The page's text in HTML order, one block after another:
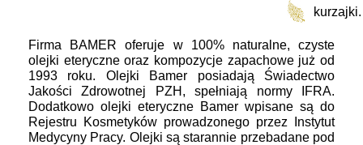
kurzajki.
Firma BAMER oferuje w 100% naturalne, czyste
olejki eteryczne oraz kompozycje zapachowe już od
1993 roku. Olejki Bamer posiadają Świadectwo
Jakości Zdrowotnej PZH, spełniają normy IFRA.
Dodatkowo olejki eteryczne Bamer wpisane są do
Rejestru Kosmetyków prowadzonego przez Instytut
Medycyny Pracy. Olejki są starannie przebadane pod